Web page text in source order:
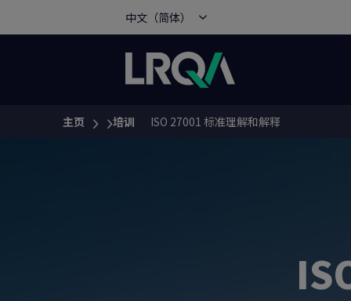
中文（简体）
You are here:主页 培训 ISO 27001 标准理解和解释